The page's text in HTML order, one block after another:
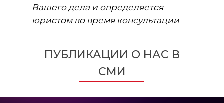
Вашего дела и определяется
юристом во время консультации
ПУБЛИКАЦИИ О НАС В
СМИ